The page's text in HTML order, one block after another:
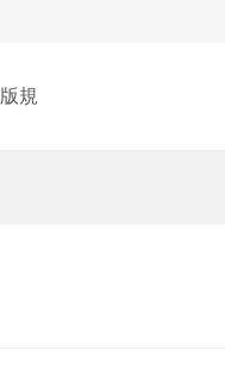
版規